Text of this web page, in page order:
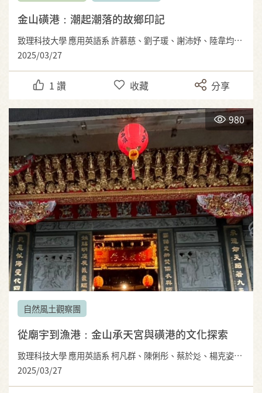
金山磺港：潮起潮落的故鄉印記
致理科技大學 應用英語系 許慕慈、劉子瑗、謝沛妤、陸韋均、吳冠霆、范氏秋草
2025/03/27
1 讚 收藏 分享
980
自然風土觀察團
從廟宇到漁港：金山承天宮與磺港的文化探索
致理科技大學 應用英語系 柯凡群、陳俐彤、蔡於彣、楊克姿、高晟恩、楊富翔
2025/03/27